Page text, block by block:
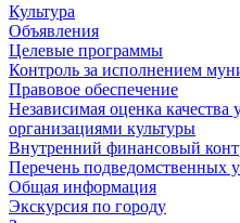
Культура
Объявления
Целевые программы
Контроль за исполнением
Правовое обеспечение
Независимая оценка качества
организациями культуры
Внутренний финансовый
Перечень подведомственных
Общая информация
Экскурсия по городу